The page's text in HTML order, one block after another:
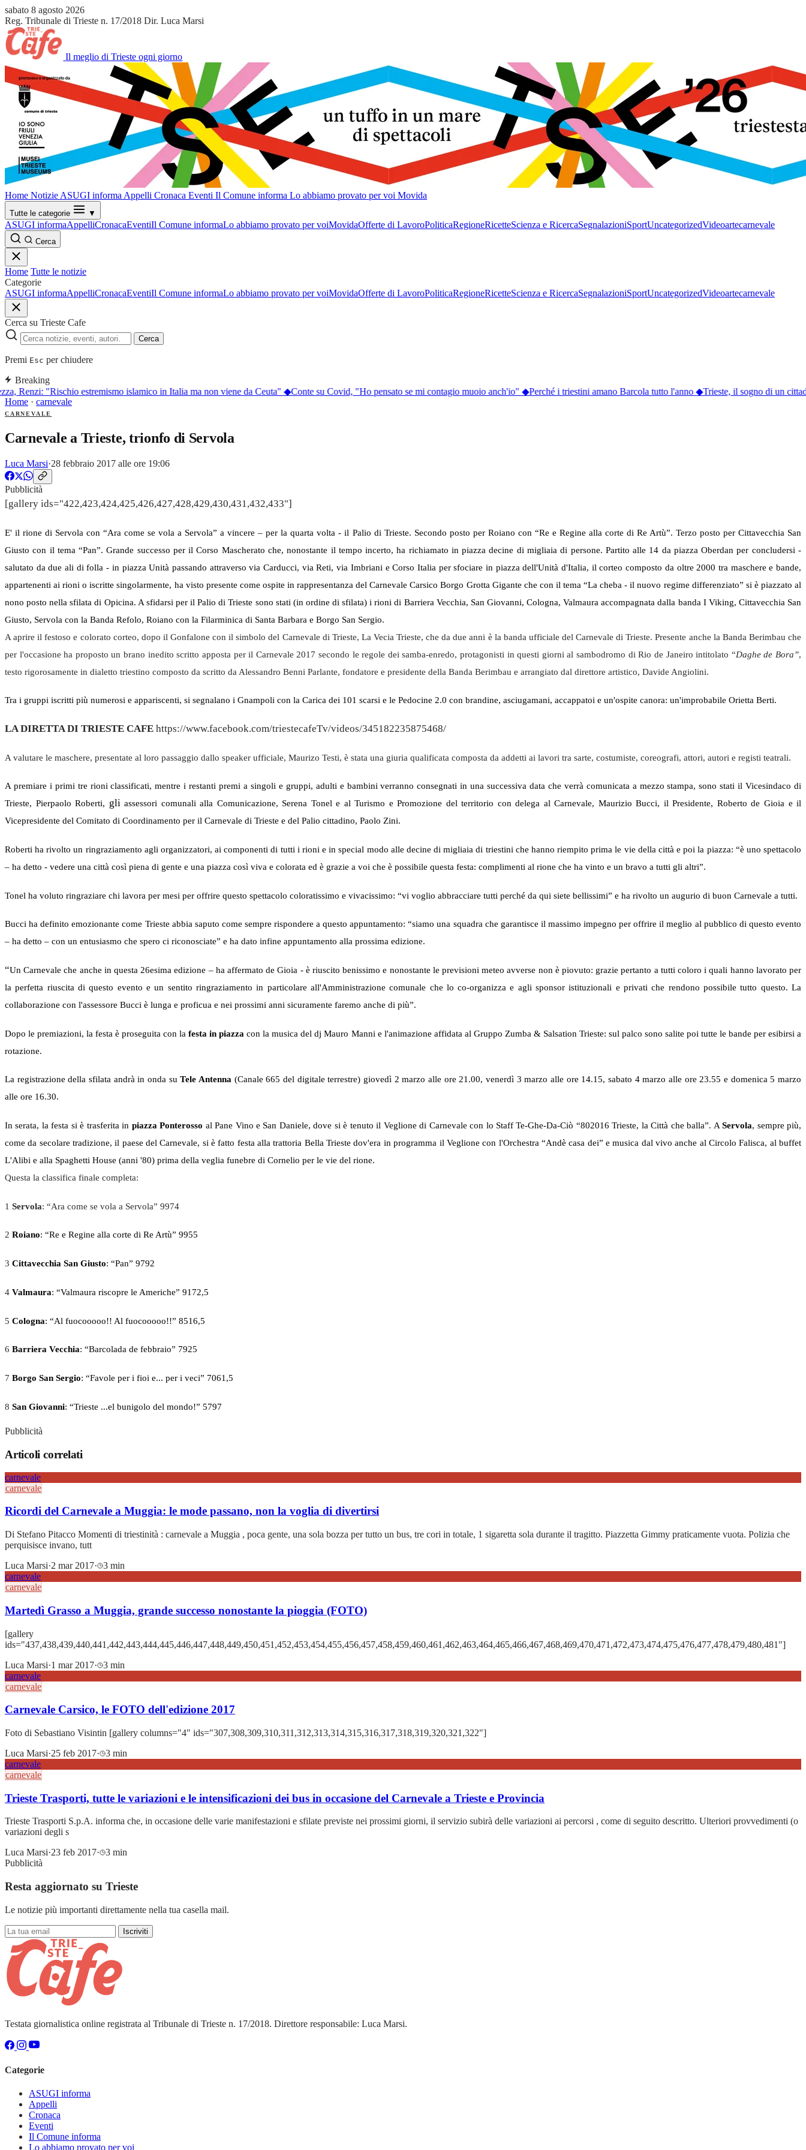
sabato 8 agosto 2026
Reg. Tribunale di Trieste n. 17/2018 Dir. Luca Marsi
Il meglio di Trieste ogni giorno
Home Notizie ASUGI informa Appelli Cronaca Eventi Il Comune informa Lo abbiamo provato per voi Movida
Tutte le categorie ▼
ASUGI informaAppelliCronacaEventiIl Comune informaLo abbiamo provato per voiMovidaOfferte di LavoroPoliticaRegioneRicetteScienza e RicercaSegnalazioniSportUncategorizedVideoartecarnevale
Cerca
Home Tutte le notizie
Categorie
ASUGI informaAppelliCronacaEventiIl Comune informaLo abbiamo provato per voiMovidaOfferte di LavoroPoliticaRegioneRicetteScienza e RicercaSegnalazioniSportUncategorizedVideoartecarnevale
Cerca su Trieste Cafe
Cerca
Premi Esc per chiudere
Breaking
Renzi: "Rischio estremismo islamico in Italia ma non viene da Ceuta"◆Conte su Covid, "Ho pensato se mi contagio muoio anch'io"◆Perché i triestini amano Barcola tutto l'anno◆Trieste, il sogno di un
Home · carnevale
CARNEVALE
Carnevale a Trieste, trionfo di Servola
Luca Marsi·28 febbraio 2017 alle ore 19:06
Pubblicità
[gallery ids="422,423,424,425,426,427,428,429,430,431,432,433"]
E' il rione di Servola con “Ara come se vola a Servola” a vincere – per la quarta volta - il Palio di Trieste. Secondo posto per Roiano con “Re e Regine alla corte di Re Artù”. Terzo posto per Cittavecchia San
Giusto con il tema “Pan”. Grande successo per il Corso Mascherato che, nonostante il tempo incerto, ha richiamato in piazza decine di migliaia di persone. Partito alle 14 da piazza Oberdan per concludersi -
salutato da due ali di folla - in piazza Unità passando attraverso via Carducci, via Reti, via Imbriani e Corso Italia per sfociare in piazza dell'Unità d'Italia, il corteo composto da oltre 2000 tra maschere e bande,
appartenenti ai rioni o iscritte singolarmente, ha visto presente come ospite in rappresentanza del Carnevale Carsico Borgo Grotta Gigante che con il tema “La cheba - il nuovo regime differenziato” si è piazzato al
nono posto nella sfilata di Opicina. A sfidarsi per il Palio di Trieste sono stati (in ordine di sfilata) i rioni di Barriera Vecchia, San Giovanni, Cologna, Valmaura accompagnata dalla banda I Viking, Cittavecchia San
Giusto, Servola con la Banda Refolo, Roiano con la Filarminica di Santa Barbara e Borgo San Sergio.
A aprire il festoso e colorato corteo, dopo il Gonfalone con il simbolo del Carnevale di Trieste, La Vecia Trieste, che da due anni è la banda ufficiale del Carnevale di Trieste. Presente anche la Banda Berimbau che
per l'occasione ha proposto un brano inedito scritto apposta per il Carnevale 2017 secondo le regole dei samba-enredo, protagonisti in questi giorni al sambodromo di Rio de Janeiro intitolato “Daghe de Bora”,
testo rigorosamente in dialetto triestino composto da scritto da Alessandro Benni Parlante, fondatore e presidente della Banda Berimbau e arrangiato dal direttore artistico, Davide Angiolini.
Tra i gruppi iscritti più numerosi e appariscenti, si segnalano i Gnampoli con la Carica dei 101 scarsi e le Pedocine 2.0 con brandine, asciugamani, accappatoi e un'ospite canora: un'improbabile Orietta Berti.
LA DIRETTA DI TRIESTE CAFE https://www.facebook.com/triestecafeTv/videos/345182235875468/
A valutare le maschere, presentate al loro passaggio dallo speaker ufficiale, Maurizo Testi, è stata una giuria qualificata composta da addetti ai lavori tra sarte, costumiste, coreografi, attori, autori e registi teatrali.
A premiare i primi tre rioni classificati, mentre i restanti premi a singoli e gruppi, adulti e bambini verranno consegnati in una successiva data che verrà comunicata a mezzo stampa, sono stati il Vicesindaco di
Trieste, Pierpaolo Roberti, gliassessori comunali alla Comunicazione, Serena Tonel e al Turismo e Promozione del territorio con delega al Carnevale, Maurizio Bucci, il Presidente, Roberto de Gioia e il
Vicepresidente del Comitato di Coordinamento per il Carnevale di Trieste e del Palio cittadino, Paolo Zini.
Roberti ha rivolto un ringraziamento agli organizzatori, ai componenti di tutti i rioni e in special modo alle decine di migliaia di triestini che hanno riempito prima le vie della città e poi la piazza: “è uno spettacolo
– ha detto - vedere una città così piena di gente e una piazza così viva e colorata ed è grazie a voi che è possibile questa festa: complimenti al rione che ha vinto e un bravo a tutti gli altri”.
Tonel ha voluto ringraziare chi lavora per mesi per offrire questo spettacolo coloratissimo e vivacissimo: “vi voglio abbracciare tutti perché da qui siete bellissimi” e ha rivolto un augurio di buon Carnevale a tutti.
Bucci ha definito emozionante come Trieste abbia saputo come sempre rispondere a questo appuntamento: “siamo una squadra che garantisce il massimo impegno per offrire il meglio al pubblico di questo evento
– ha detto – con un entusiasmo che spero ci riconosciate” e ha dato infine appuntamento alla prossima edizione.
“Un Carnevale che anche in questa 26esima edizione – ha affermato de Gioia - è riuscito benissimo e nonostante le previsioni meteo avverse non è piovuto: grazie pertanto a tutti coloro i quali hanno lavorato per
la perfetta riuscita di questo evento e un sentito ringraziamento in particolare all'Amministrazione comunale che lo co-organizza e agli sponsor istituzionali e privati che rendono possibile tutto questo. La
collaborazione con l'assessore Bucci è lunga e proficua e nei prossimi anni sicuramente faremo anche di più”.
Dopo le premiazioni, la festa è proseguita con lafesta in piazzacon la musica del dj Mauro Manni e l'animazione affidata al Gruppo Zumba & Salsation Trieste: sul palco sono salite poi tutte le bande per esibirsi a
rotazione.
La registrazione della sfilata andrà in onda suTele Antenna (Canale 665 del digitale terrestre) giovedì 2 marzo alle ore 21.00, venerdì 3 marzo alle ore 14.15, sabato 4 marzo alle ore 23.55 e domenica 5 marzo
alle ore 16.30.
In serata, la festa si è trasferita in piazza Ponterosso al Pane Vino e San Daniele, dove si è tenuto il Veglione di Carnevale con lo Staff Te-Ghe-Da-Ciò “802016 Trieste, la Città che balla”. AServola, sempre più,
come da secolare tradizione, il paese del Carnevale, si è fatto festa alla trattoria Bella Trieste dov'era in programma il Veglione con l'Orchestra “Andè casa dei” e musica dal vivo anche al Circolo Falisca, al buffet
L'Alibi e alla Spaghetti House (anni '80) prima della veglia funebre di Cornelio per le vie del rione.
Questa la classifica finale completa:
1 Servola: “Ara come se vola a Servola” 9974
2 Roiano: “Re e Regine alla corte di Re Artù” 9955
3 Cittavecchia San Giusto: “Pan” 9792
4 Valmaura: “Valmaura riscopre le Americhe” 9172,5
5 Cologna: “Al fuocooooo!! Al fuocooooo!!” 8516,5
6 Barriera Vecchia: “Barcolada de febbraio” 7925
7 Borgo San Sergio: “Favole per i fioi e... per i veci” 7061,5
8 San Giovanni: “Trieste ...el bunigolo del mondo!” 5797
Pubblicità
Articoli correlati
carnevale
carnevale
Ricordi del Carnevale a Muggia: le mode passano, non la voglia di divertirsi
Di Stefano Pitacco Momenti di triestinità : carnevale a Muggia , poca gente, una sola bozza per tutto un bus, tre cori in totale, 1 sigaretta sola durante il tragitto. Piazzetta Gimmy praticamente vuota. Polizia che
perquisisce invano, tutt
Luca Marsi·2 mar 2017·
3 min
carnevale
carnevale
Martedì Grasso a Muggia, grande successo nonostante la pioggia (FOTO)
[gallery
ids="437,438,439,440,441,442,443,444,445,446,447,448,449,450,451,452,453,454,455,456,457,458,459,460,461,462,463,464,465,466,467,468,469,470,471,472,473,474,475,476,477,478,479,480,481"]
Luca Marsi·1 mar 2017·
3 min
carnevale
carnevale
Carnevale Carsico, le FOTO dell'edizione 2017
Foto di Sebastiano Visintin [gallery columns="4" ids="307,308,309,310,311,312,313,314,315,316,317,318,319,320,321,322"]
Luca Marsi·25 feb 2017·
3 min
carnevale
carnevale
Trieste Trasporti, tutte le variazioni e le intensificazioni dei bus in occasione del Carnevale a Trieste e Provincia
Trieste Trasporti S.p.A. informa che, in occasione delle varie manifestazioni e sfilate previste nei prossimi giorni, il servizio subirà delle variazioni ai percorsi , come di seguito descritto. Ulteriori provvedimenti (o
variazioni degli s
Luca Marsi·23 feb 2017·
3 min
Pubblicità
Resta aggiornato su Trieste
Le notizie più importanti direttamente nella tua casella mail.
Iscriviti
Testata giornalistica online registrata al Tribunale di Trieste n. 17/2018. Direttore responsabile: Luca Marsi.
Categorie
ASUGI informa
Appelli
Cronaca
Eventi
Il Comune informa
Lo abbiamo provato per voi